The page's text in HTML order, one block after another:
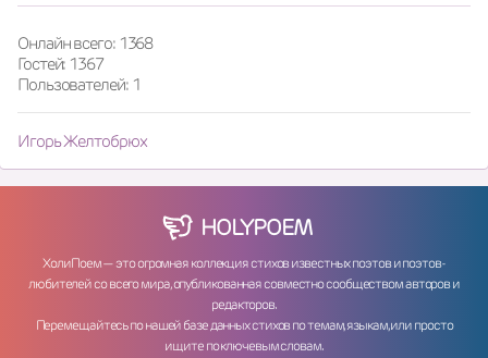
Онлайн всего: 1368
Гостей: 1367
Пользователей: 1
Игорь Желтобрюх
HOLYPOEM
ХолиПоем — это огромная коллекция стихов известных поэтов и поэтов-
любителей со всего мира, опубликованная совместно сообществом авторов и
редакторов.
Перемещайтесь по нашей базе данных стихов по темам, языкам, или просто
ищите по ключевым словам.